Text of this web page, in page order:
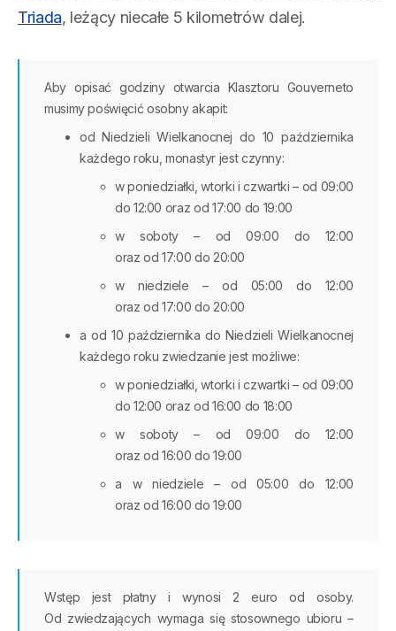
Triada, leżący niecałe 5 kilometrów dalej.
Aby opisać godziny otwarcia Klasztoru Gouverneto
musimy poświęcić osobny akapit:
od Niedzieli Wielkanocnej do 10 października
każdego roku, monastyr jest czynny:
w poniedziałki, wtorki i czwartki – od 09:00
do 12:00 oraz od 17:00 do 19:00
w soboty – od 09:00 do 12:00
oraz od 17:00 do 20:00
w niedziele – od 05:00 do 12:00
oraz od 17:00 do 20:00
a od 10 października do Niedzieli Wielkanocnej
każdego roku zwiedzanie jest możliwe:
w poniedziałki, wtorki i czwartki – od 09:00
do 12:00 oraz od 16:00 do 18:00
w soboty – od 09:00 do 12:00
oraz od 16:00 do 19:00
a w niedziele – od 05:00 do 12:00
oraz od 16:00 do 19:00
Wstęp jest płatny i wynosi 2 euro od osoby.
Od zwiedzających wymaga się stosownego ubioru –